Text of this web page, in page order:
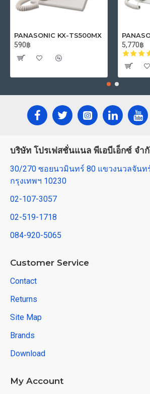
PANASONIC KX-TS500MX
590฿
5,770฿
บริษัท โปรเฟสชั่นแนล พีเอบีเอ็กซ์ จำ
30/270 ซอยนวมินทร์ 80 แขวงนวลจันท
กรุงเทพฯ 10230
02-107-3057
02-519-1718
084-920-5065
Customer Service
Contact
Returns
Site Map
Brands
Download
My Account